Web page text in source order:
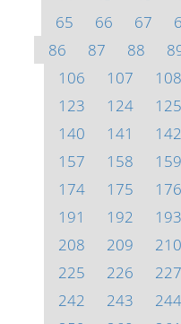
65
66 67
86
87 88
106
107 108
123
124 125
140
141 142
157
158 159
174
175 176
191
192 193
208
209 210
225
226 227
242
243 244